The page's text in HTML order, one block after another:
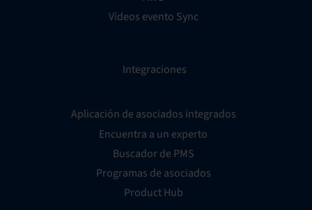
Vídeos evento Sync
Integraciones
Aplicación de asociados integrados
Encuentra a un experto
Buscador de PMS
Programas de asociados
Product Hub